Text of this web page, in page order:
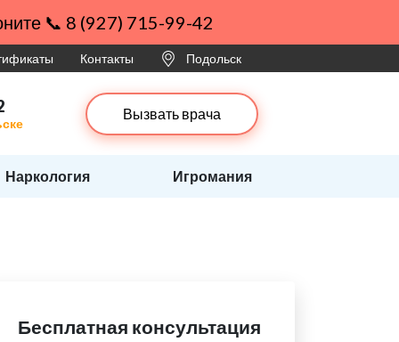
📞 8 (927) 715-99-42
Контакты Подольск
Вызвать врача
Наркология Игромания
Бесплатная консультация